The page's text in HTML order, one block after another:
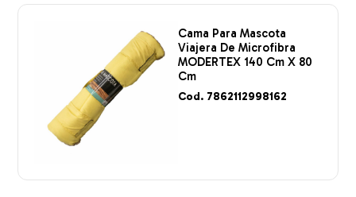
Cama Para Mascota
Viajera De Microfibra
MODERTEX 140 Cm X 80
Cm
Cod. 7862112998162